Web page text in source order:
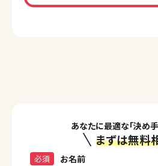
あなたに最適な「決め手
まずは無料
お名前
必須